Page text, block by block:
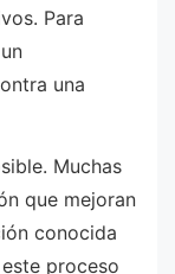
Para
una
Muchas
que mejoran
conocida
proceso